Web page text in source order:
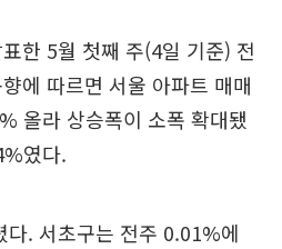
한 5월 첫째 주(4일 기준) 전
에 따르면 서울 아파트 매매
올라 상승폭이 소폭 확대됐
였다.
다. 서초구는 전주 0.01%에